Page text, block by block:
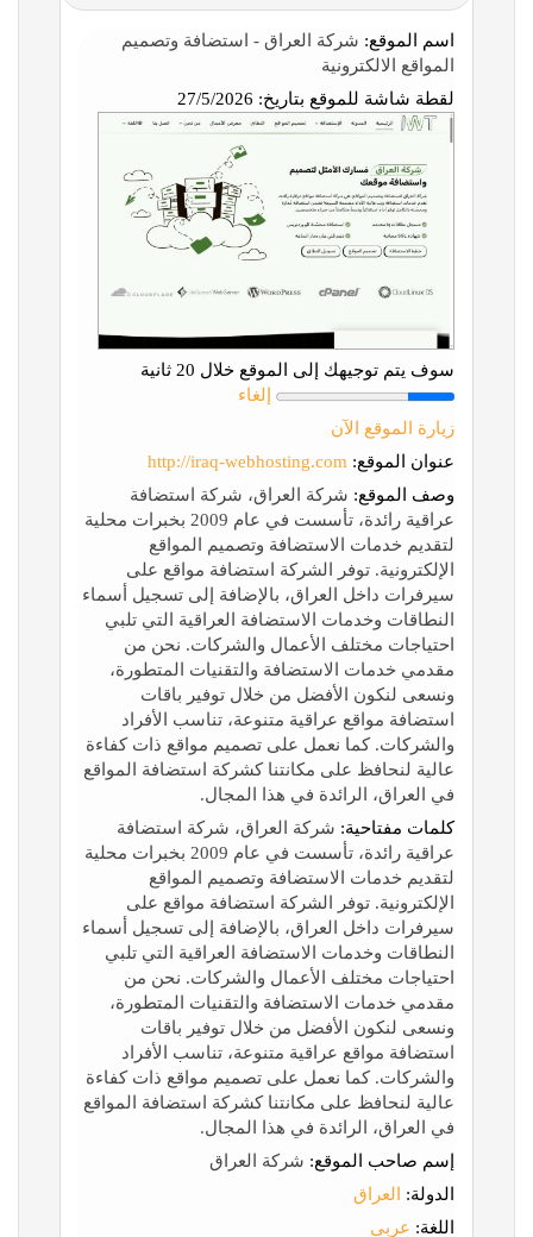
اسم الموقع: شركة العراق - استضافة وتصميم
المواقع الالكترونية
لقطة شاشة للموقع بتاريخ:
سوف يتم توجيهك إلى الموقع خلال 20 ثانية
إلغاء
زيارة الموقع الآن
عنوان الموقع: http://iraq-webhosting.com
وصف الموقع: شركة العراق، شركة استضافة
عراقية رائدة، تأسست في عام 2009 بخبرات محلية
لتقديم خدمات الاستضافة وتصميم المواقع
الإلكترونية. توفر الشركة استضافة مواقع على
سيرفرات داخل العراق، بالإضافة إلى تسجيل أسماء
النطاقات وخدمات الاستضافة العراقية التي تلبي
احتياجات مختلف الأعمال والشركات. نحن من
مقدمي خدمات الاستضافة والتقنيات المتطورة،
ونسعى لنكون الأفضل من خلال توفير باقات
استضافة مواقع عراقية متنوعة، تناسب الأفراد
والشركات. كما نعمل على تصميم مواقع ذات كفاءة
عالية لنحافظ على مكانتنا كشركة استضافة المواقع
في العراق، الرائدة في هذا المجال.
كلمات مفتاحية: شركة العراق، شركة استضافة
عراقية رائدة، تأسست في عام 2009 بخبرات محلية
لتقديم خدمات الاستضافة وتصميم المواقع
الإلكترونية. توفر الشركة استضافة مواقع على
سيرفرات داخل العراق، بالإضافة إلى تسجيل أسماء
النطاقات وخدمات الاستضافة العراقية التي تلبي
احتياجات مختلف الأعمال والشركات. نحن من
مقدمي خدمات الاستضافة والتقنيات المتطورة،
ونسعى لنكون الأفضل من خلال توفير باقات
استضافة مواقع عراقية متنوعة، تناسب الأفراد
والشركات. كما نعمل على تصميم مواقع ذات كفاءة
عالية لنحافظ على مكانتنا كشركة استضافة المواقع
في العراق، الرائدة في هذا المجال.
إسم صاحب الموقع: شركة العراق
الدولة:
العراق
اللغة: عربي